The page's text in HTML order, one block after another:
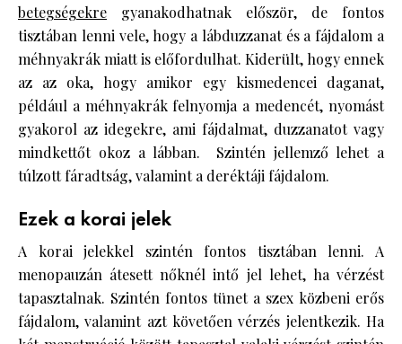
betegségekre gyanakodhatnak először, de fontos
tisztában lenni vele, hogy a lábduzzanat és a fájdalom a
méhnyakrák miatt is előfordulhat. Kiderült, hogy ennek
az az oka, hogy amikor egy kismedencei daganat,
például a méhnyakrák felnyomja a medencét, nyomást
gyakorol az idegekre, ami fájdalmat, duzzanatot vagy
mindkettőt okoz a lábban. Szintén jellemző lehet a
túlzott fáradtság, valamint a deréktáji fájdalom.
Ezek a korai jelek
A korai jelekkel szintén fontos tisztában lenni. A
menopauzán átesett nőknél intő jel lehet, ha vérzést
tapasztalnak. Szintén fontos tünet a szex közbeni erős
fájdalom, valamint azt követően vérzés jelentkezik. Ha